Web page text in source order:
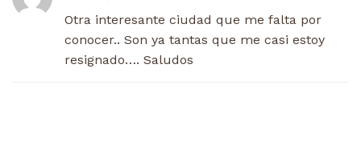
Otra interesante ciudad que me falta por
conocer.. Son ya tantas que me casi estoy
resignado…. Saludos